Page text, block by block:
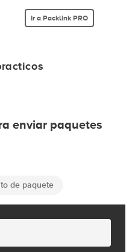
Ir a Packlink PRO
enviar paquetes
de paquete